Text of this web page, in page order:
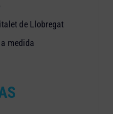
de Llobregat
medida